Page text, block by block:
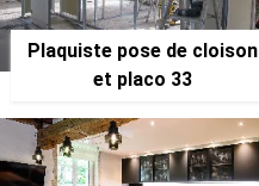
Plaquiste pose de cloison
et placo 33